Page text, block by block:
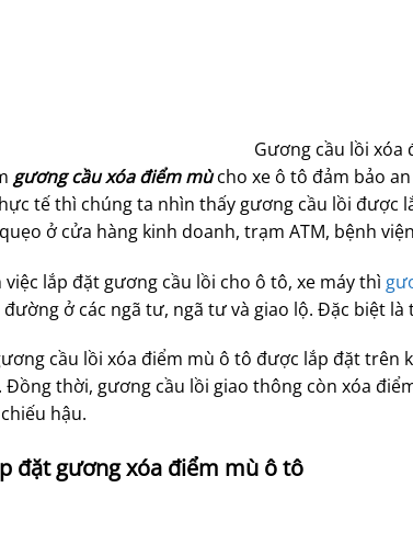
Gương cầu lồi xóa
gương cầu xóa điểm mùcho xe ô tô đảm bảo
tế thì chúng ta nhìn thấy gương cầu lồi
ở cửa hàng kinh doanh, trạm ATM, bệnh
việc lắp đặt gương cầu lồi cho ô tô, xe máy thì
đường ở các ngã tư, ngã tư và giao lộ. Đặc biệt
cầu lồi xóa điểm mù ô tô được lắp đặt
Đồng thời, gương cầu lồi giao thông còn xóa
hậu.
đặt gương xóa điểm mù ô tô